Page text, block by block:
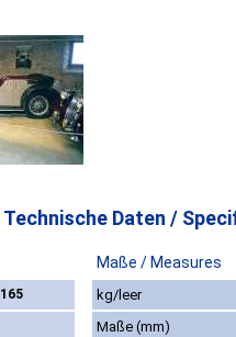
Technische Daten /
Maße / Measures
165
kg/leer
Maße (mm)